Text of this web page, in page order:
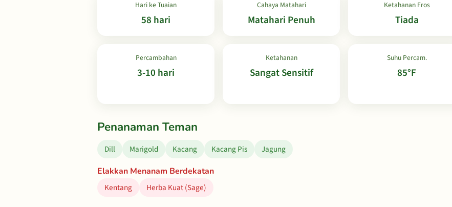
Hari ke Tuaian
58 hari
Cahaya Matahari
Matahari Penuh
Ketahanan Fros
Tiada
Percambahan
3-10 hari
Ketahanan
Sangat Sensitif
Suhu Percam.
85°F
Penanaman Teman
Dill Marigold Kacang Kacang Pis
Jagung
Elakkan Menanam Berdekatan
Kentang
Herba Kuat (Sage)